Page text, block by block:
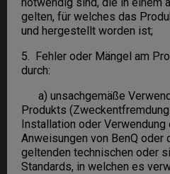
gelten, für welches das
und hergestellt worden ist;
5. Fehler oder Mängel am
durch:
a) unsachgemäße
Produkts
Installation oder Verwendung
Anweisungen von BenQ oder
geltenden technischen oder
Standards, in welchen es